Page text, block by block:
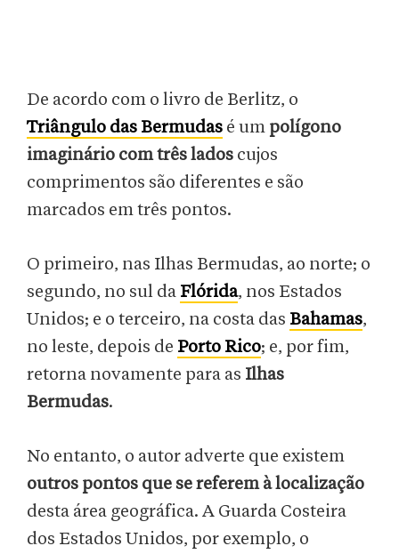
De acordo com o livro de Berlitz, o
Triângulo das Bermudas é um polígono
imaginário com três lados cujos
comprimentos são diferentes e são
marcados em três pontos.
O primeiro, nas Ilhas Bermudas, ao norte; o
segundo, no sul da Flórida, nos Estados
Unidos; e o terceiro, na costa das Bahamas,
no leste, depois de Porto Rico; e, por fim,
retorna novamente para as Ilhas
Bermudas.
No entanto, o autor adverte que existem
outros pontos que se referem à localização
desta área geográfica. A Guarda Costeira
dos Estados Unidos, por exemplo, o